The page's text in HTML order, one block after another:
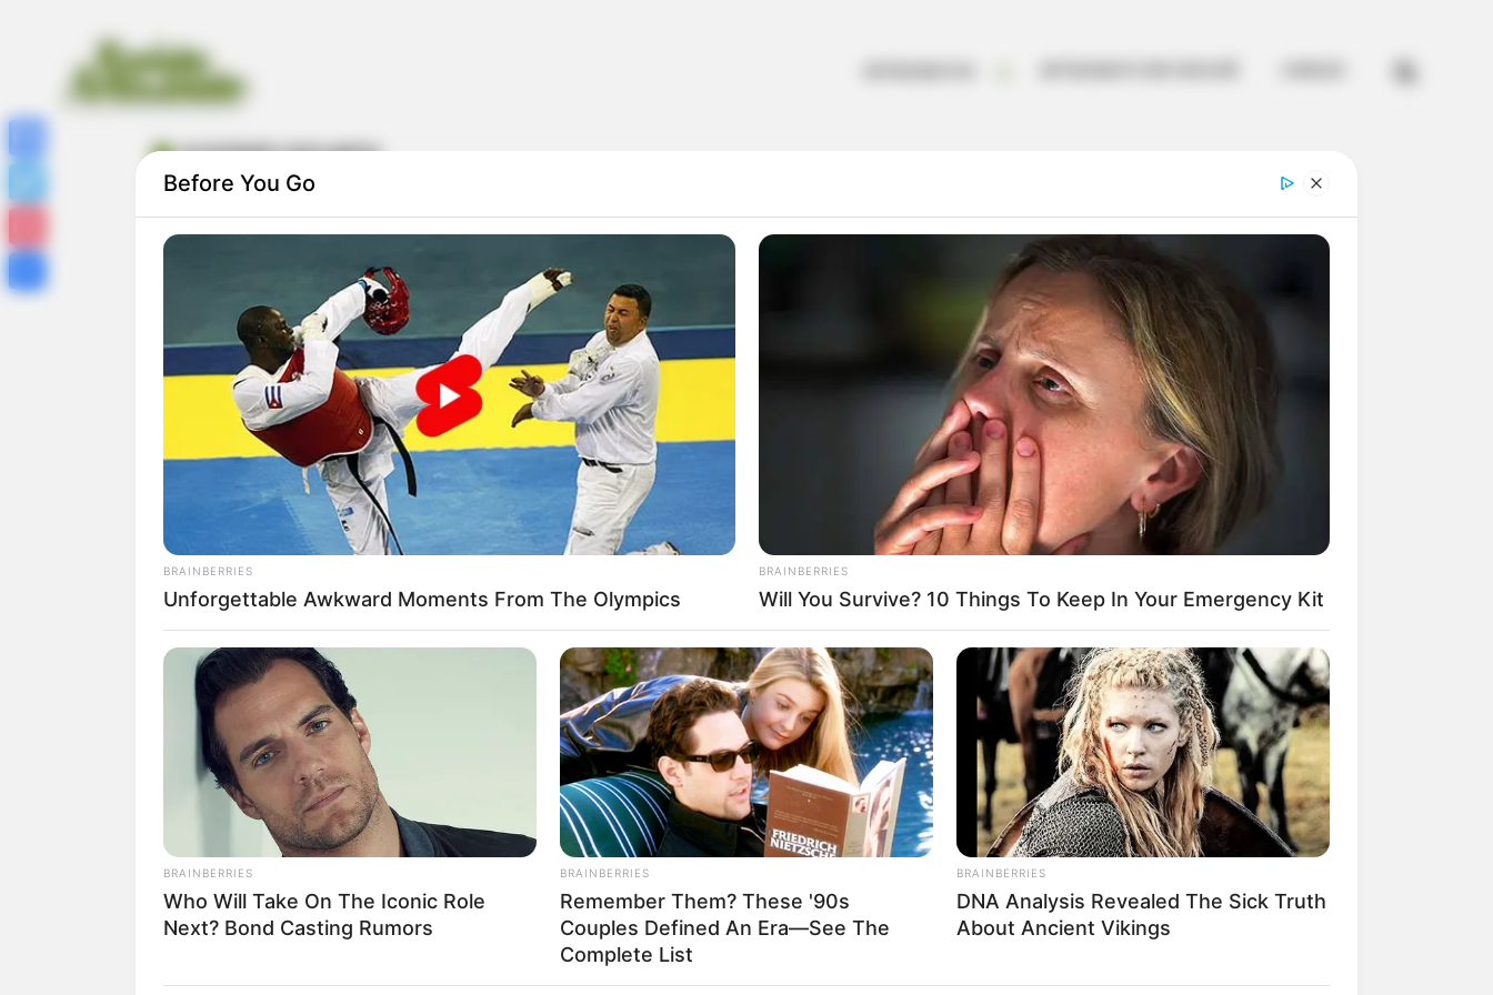
arranhador para gatos
Como Fazer Arranhador para Gatos: 2
Modelos Simples e Baratos
18.079.935/0001-70 FBO Negócios de Treinamento e Marketing Digital
Artesanatos
Encadernação Artesanal
Filtro dos Sonhos
Lembrancinhas de Casamento
Mosaico
Patchwork
Pintura em Tecido
Pinterest
Before You Go
BRAINBERRIES
Unforgettable Awkward Moments From The Olympics
BRAINBERRIES
Will You Survive? 10 Things To Keep In Your Emergency Kit
BRAINBERRIES
Who Will Take On The Iconic Role
Next? Bond Casting Rumors
BRAINBERRIES
Remember Them? These '90s
Couples Defined An Era—See The
Complete List
BRAINBERRIES
DNA Analysis Revealed The Sick Truth
About Ancient Vikings